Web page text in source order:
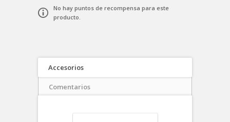
No hay puntos de recompensa para este
producto.
Accesorios
Comentarios